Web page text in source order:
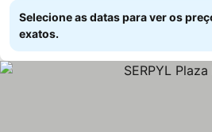
Selecione as datas para ver os
exatos.